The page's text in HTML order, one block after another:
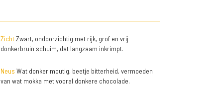
ZichtZwart, ondoorzichtig met rijk, grof en vrij
donkerbruin schuim, dat langzaam inkrimpt.
Neus Wat donker moutig, beetje bitterheid, vermoeden
van wat mokka met vooral donkere chocolade.